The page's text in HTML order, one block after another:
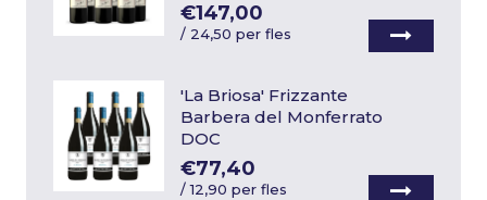
€147,00
/ 24,50 per fles
'La Briosa' Frizzante
Barbera del Monferrato
DOC
€77,40
/12,90 per fles